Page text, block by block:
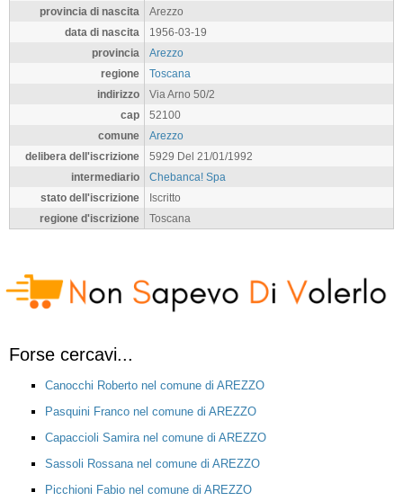
provincia di nascita
Arezzo
data di nascita
1956-03-19
provincia
Arezzo
regione
Toscana
indirizzo
Via Arno 50/2
cap
52100
comune
Arezzo
delibera dell'iscrizione
5929 Del 21/01/1992
intermediario
Chebanca! Spa
stato dell'iscrizione
Iscritto
regione d'iscrizione
Toscana
Forse cercavi...
Canocchi Roberto nel comune di AREZZO
Pasquini Franco nel comune di AREZZO
Capaccioli Samira nel comune di AREZZO
Sassoli Rossana nel comune di AREZZO
Picchioni Fabio nel comune di AREZZO